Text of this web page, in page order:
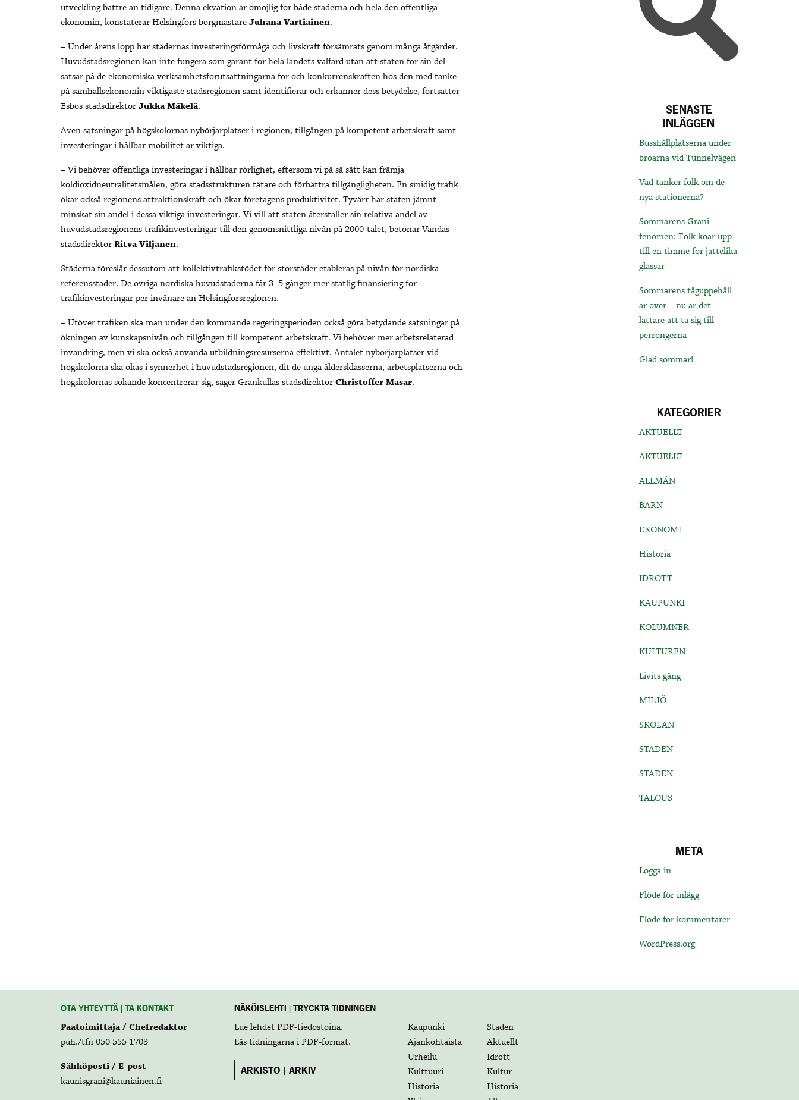
utveckling bättre än tidigare. Denna ekvation är omöjlig för både städerna och hela den offentliga
ekonomin, konstaterar Helsingfors borgmästare Juhana Vartiainen.
– Under årens lopp har städernas investeringsförmåga och livskraft försämrats genom många åtgärder.
Huvudstadsregionen kan inte fungera som garant för hela landets välfärd utan att staten för sin del
satsar på de ekonomiska verksamhetsförutsättningarna för och konkurrenskraften hos den med tanke
på samhällsekonomin viktigaste stadsregionen samt identifierar och erkänner dess betydelse, fortsätter
Esbos stadsdirektör Jukka Mäkelä.
Även satsningar på högskolornas nybörjarplatser i regionen, tillgången på kompetent arbetskraft samt
investeringar i hållbar mobilitet är viktiga.
– Vi behöver offentliga investeringar i hållbar rörlighet, eftersom vi på så sätt kan främja
koldioxidneutralitetsmålen, göra stadsstrukturen tätare och förbättra tillgängligheten. En smidig trafik
ökar också regionens attraktionskraft och ökar företagens produktivitet. Tyvärr har staten jämnt
minskat sin andel i dessa viktiga investeringar. Vi vill att staten återställer sin relativa andel av
huvudstadsregionens trafikinvesteringar till den genomsnittliga nivån på 2000-talet, betonar Vandas
stadsdirektör Ritva Viljanen.
Städerna föreslår dessutom att kollektivtrafikstödet för storstäder etableras på nivån för nordiska
referensstäder. De övriga nordiska huvudstäderna får 3–5 gånger mer statlig finansiering för
trafikinvesteringar per invånare än Helsingforsregionen.
– Utöver trafiken ska man under den kommande regeringsperioden också göra betydande satsningar på
ökningen av kunskapsnivån och tillgången till kompetent arbetskraft. Vi behöver mer arbetsrelaterad
invandring, men vi ska också använda utbildningsresurserna effektivt. Antalet nybörjarplatser vid
högskolorna ska ökas i synnerhet i huvudstadsregionen, dit de unga åldersklasserna, arbetsplatserna och
högskolornas sökande koncentrerar sig, säger Grankullas stadsdirektör Christoffer Masar.
SENASTE
INLÄGGEN
Busshållplatserna under
broarna vid Tunnelvägen
Vad tänker folk om de
nya stationerna?
Sommarens Grani-
fenomen: Folk köar upp
till en timme för jättelika
glassar
Sommarens tåguppehåll
är över – nu är det
lättare att ta sig till
perrongerna
Glad sommar!
KATEGORIER
AKTUELLT
AKTUELLT
ALLMÄN
BARN
EKONOMI
Historia
IDROTT
KAUPUNKI
KOLUMNER
KULTUREN
Livits gång
MILJÖ
SKOLAN
STADEN
STADEN
TALOUS
META
Logga in
Flöde för inlägg
Flöde för kommentarer
WordPress.org
OTA YHTEYTTÄ | TA KONTAKT
Päätoimittaja / Chefredaktör
puh./tfn 050 555 1703
Sähköposti / E-post
kaunisgrani@kauniainen.fi
NÄKÖISLEHTI | TRYCKTA TIDNINGEN
Lue lehdet PDF-tiedostoina.
Läs tidningarna i PDF-format.
ARKISTO | ARKIV
Kaupunki
Staden
Ajankohtaista
Aktuellt
Urheilu
Idrott
Kulttuuri
Kultur
Historia
Historia